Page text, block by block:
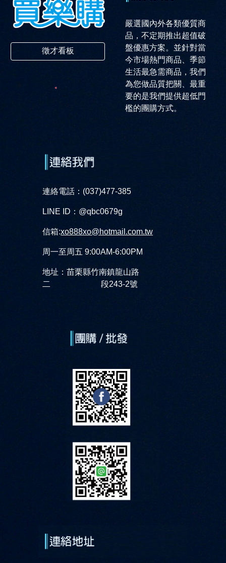
徵才看板
嚴選國內外各類優質商
品，不定期推出超值破
盤優惠方案。並針對當
今市場熱門商品、季節
生活最急需商品，我們
為您做品質把關、最重
要的是我們提供超低門
檻的團購方式。
連絡電話：(037)477-385
LINE ID：@qbc0679g
信箱:xo888xo@hotmail.com.tw
周一至周五 9:00AM-6:00PM
地址：苗栗縣竹南鎮龍山路
二 段243-2號